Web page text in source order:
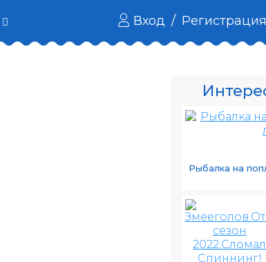
Вход / Регистрация
Рыбалка на